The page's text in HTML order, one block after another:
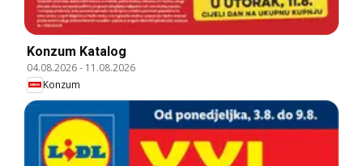
Konzum Katalog
04.08.2026- 11.08.2026
Konzum